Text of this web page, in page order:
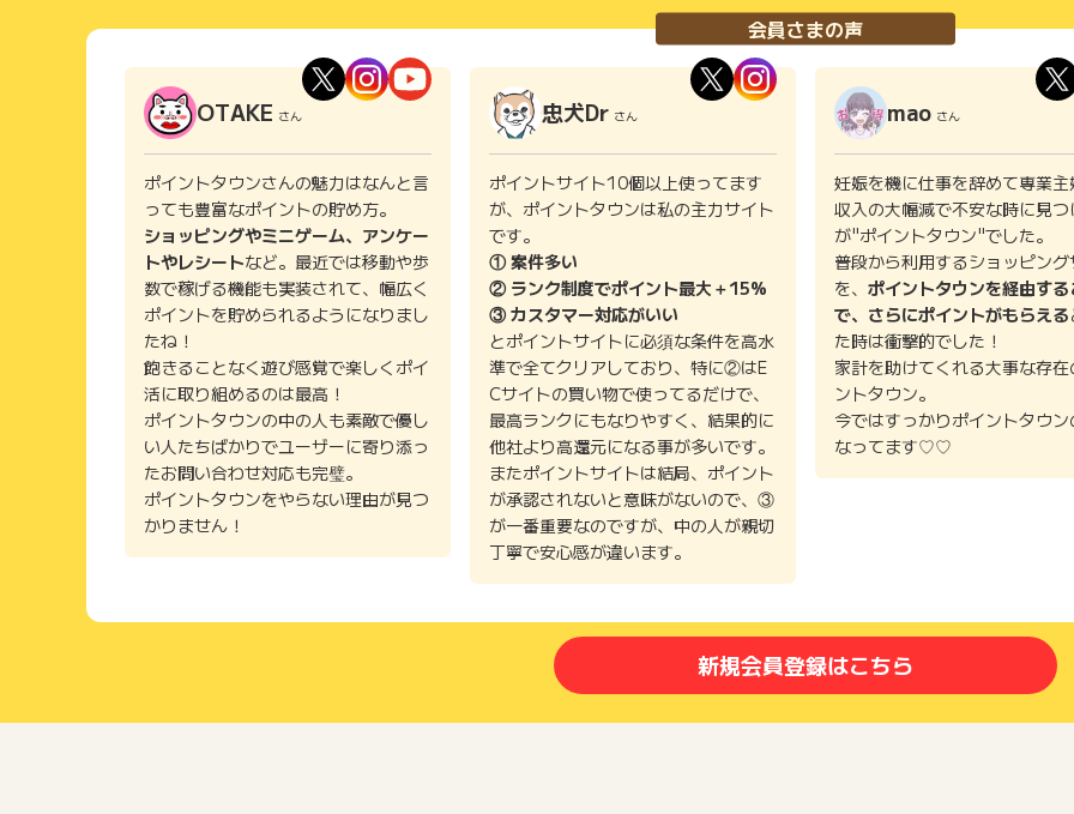
会員さまの声
OTAKE さん
ポイントタウンさんの魅力はなんと言
っても豊富なポイントの貯め方。
ショッピングやミニゲーム、アンケー
トやレシートなど。最近では移動や歩
数で稼げる機能も実装されて、幅広く
ポイントを貯められるようになりまし
たね！
飽きることなく遊び感覚で楽しくポイ
活に取り組めるのは最高！
ポイントタウンの中の人も素敵で優し
い人たちばかりでユーザーに寄り添っ
たお問い合わせ対応も完璧。
ポイントタウンをやらない理由が見つ
かりません！
忠犬Dr さん
ポイントサイト10個以上使ってます
が、ポイントタウンは私の主力サイト
です。
① 案件多い
② ランク制度でポイント最大＋15%
③ カスタマー対応がいい
とポイントサイトに必須な条件を高水
準で全てクリアしており、特に②はE
Cサイトの買い物で使ってるだけで、
最高ランクにもなりやすく、結果的に
他社より高還元になる事が多いです。
またポイントサイトは結局、ポイント
が承認されないと意味がないので、③
が一番重要なのですが、中の人が親切
丁寧で安心感が違います。
mao さん
妊娠を機に仕事を辞めて専業主
収入の大幅減で不安な時に見つ
が"ポイントタウン"でした。
普段から利用するショッピング
を、 ポイントタウンを経由する
で、さらにポイントがもらえる
た時は衝撃的でした！
家計を助けてくれる大事な存在
ントタウン。
今ではすっかりポイントタウン
なってます♡♡
新規会員登録はこちら